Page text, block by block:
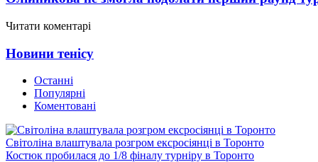
Читати коментарі
Новини тенісу
Останні
Популярні
Коментовані
Світоліна влаштувала розгром ексросіянці в Торонто
Костюк пробилася до 1/8 фіналу турніру в Торонто